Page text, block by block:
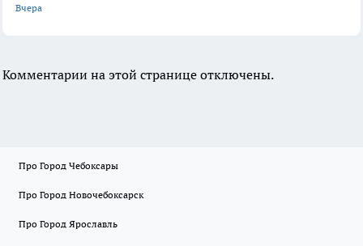
Вчера
Комментарии на этой странице отключены.
Про Город Чебоксары
Про Город Новочебоксарск
Про Город Ярославль